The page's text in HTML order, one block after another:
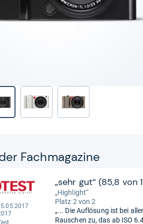
Fach­ma­ga­zine
„sehr gut“ (85,8 von
„Highlight“
Platz 2 von 2
„... Die Auflösung ist bei
Rauschen zu, das ab ISO